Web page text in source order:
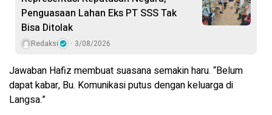
Penguasaan Lahan Eks PT SSS Tak
Bisa Ditolak
Redaksi 3/08/2026
Jawaban Hafiz membuat suasana semakin haru. “Belum
dapat kabar, Bu. Komunikasi putus dengan keluarga di
Langsa.”